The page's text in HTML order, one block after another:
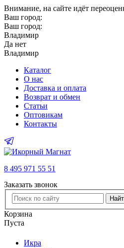
Внимание, на сайте идёт
Ваш город:
Ваш город:
Владимир
Да нет
Владимир
Каталог
О нас
Доставка и оплата
Возврат и обмен
Статьи
Оптовикам
Контакты
8 495 971 55 51
Заказать звонок
Корзина
Пуста
Икра